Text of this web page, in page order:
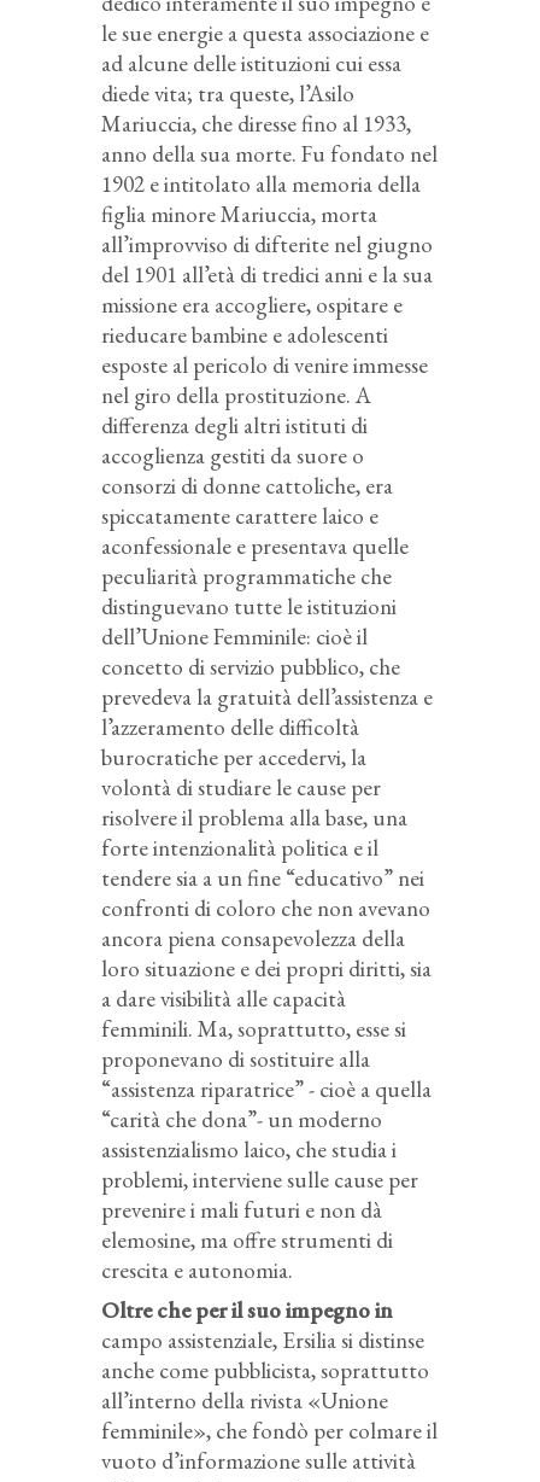
le sue energie a questa associazione e
ad alcune delle istituzioni cui essa
diede vita; tra queste, l’Asilo
Mariuccia, che diresse fino al 1933,
anno della sua morte. Fu fondato nel
1902 e intitolato alla memoria della
figlia minore Mariuccia, morta
all’improvviso di difterite nel giugno
del 1901 all’età di tredici anni e la sua
missione era accogliere, ospitare e
rieducare bambine e adolescenti
esposte al pericolo di venire immesse
nel giro della prostituzione. A
differenza degli altri istituti di
accoglienza gestiti da suore o
consorzi di donne cattoliche, era
spiccatamente carattere laico e
aconfessionale e presentava quelle
peculiarità programmatiche che
distinguevano tutte le istituzioni
dell’Unione Femminile: cioè il
concetto di servizio pubblico, che
prevedeva la gratuità dell’assistenza e
l’azzeramento delle difficoltà
burocratiche per accedervi, la
volontà di studiare le cause per
risolvere il problema alla base, una
forte intenzionalità politica e il
tendere sia a un fine “educativo” nei
confronti di coloro che non avevano
ancora piena consapevolezza della
loro situazione e dei propri diritti, sia
a dare visibilità alle capacità
femminili. Ma, soprattutto, esse si
proponevano di sostituire alla
“assistenza riparatrice” - cioè a quella
“carità che dona”- un moderno
assistenzialismo laico, che studia i
problemi, interviene sulle cause per
prevenire i mali futuri e non dà
elemosine, ma offre strumenti di
crescita e autonomia.
Oltre che per il suo impegno in
campo assistenziale, Ersilia si distinse
anche come pubblicista, soprattutto
all’interno della rivista «Unione
femminile», che fondò per colmare il
vuoto d’informazione sulle attività